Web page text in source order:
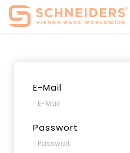
E-Mail
Passwort